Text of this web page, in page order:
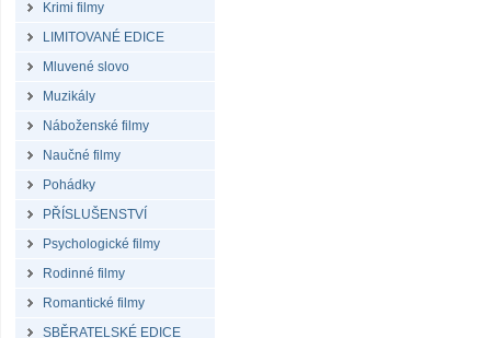
Krimi filmy
LIMITOVANÉ EDICE
Mluvené slovo
Muzikály
Náboženské filmy
Naučné filmy
Pohádky
PŘÍSLUŠENSTVÍ
Psychologické filmy
Rodinné filmy
Romantické filmy
SBĚRATELSKÉ EDICE